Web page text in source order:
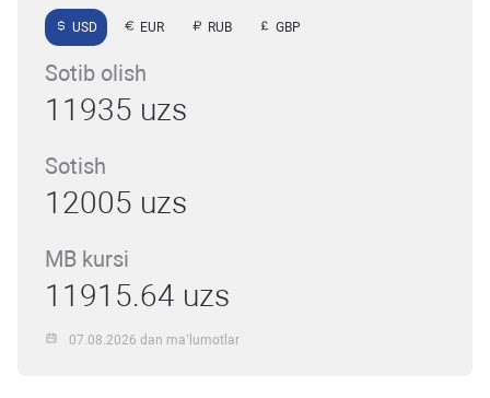
USD EUR RUB GBP
Sotib olish
11935 uzs
Sotish
12005 uzs
MB kursi
11915.64 uzs
07.08.2026 dan ma’lumotlar